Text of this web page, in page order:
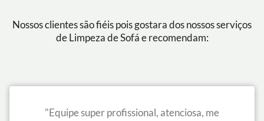
Nossos clientes são fiéis pois gostara dos nossos serviços
de Limpeza de Sofá e recomendam:
"Equipe super profissional, atenciosa, me